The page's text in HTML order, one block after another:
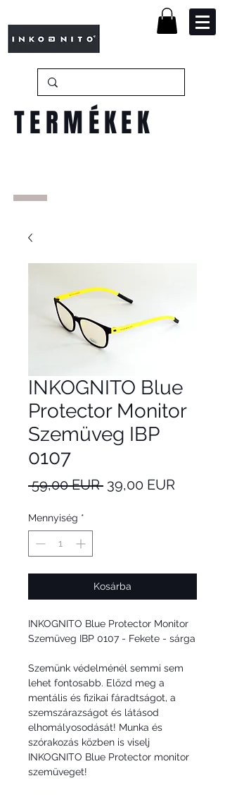
TERMÉKEK
INKOGNITO Blue
Protector Monitor
Szemüveg IBP
0107
59,00 EUR Szokásos
39,00 EUR
Mennyiség *
Kosárba
INKOGNITO Blue Protector Monitor
Szemüveg IBP 0107 - Fekete - sárga
Szemünk védelménél semmi sem
lehet fontosabb. Előzd meg a
mentális és fizikai fáradtságot, a
szemszárazságot és látásod
elhomályosodását! Munka és
szórakozás közben is viselj
INKOGNITO Blue Protector monitor
szemüveget!